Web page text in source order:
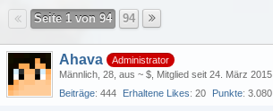
Seite 1 von 94 94
Ahava
Administrator
Männlich 28 aus ~ $ Mitglied seit 24. März 2015
Beiträge 444 Erhaltene Likes 20 Punkte 3.080